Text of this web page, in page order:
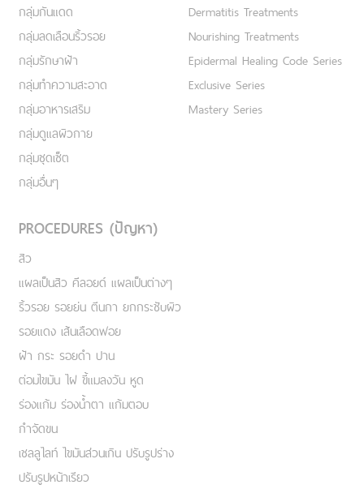
กลุ่มกันแดด
กลุ่มลดเลือนริ้วรอย
กลุ่มรักษาฝ้า
กลุ่มทำความสะอาด
กลุ่มอาหารเสริม
กลุ่มดูแลผิวกาย
กลุ่มชุดเซ็ต
กลุ่มอื่นๆ
Dermatitis Treatments
Nourishing Treatments
Epidermal Healing Code Series
Exclusive Series
Mastery Series
PROCEDURES (ปัญหา)
สิว
แผลเป็นสิว คีลอยด์ แผลเป็นต่างๆ
ริ้วรอย รอยย่น ตีนกา ยกกระชับผิว
รอยแดง เส้นเลือดฟอย
ฝ้า กระ รอยดำ ปาน
ต่อมไขมัน ไฝ ขี้แมลงวัน หูด
ร่องแก้ม ร่องน้ำตา แก้มตอบ
กำจัดขน
เชลลูไลท์ ไขมันส่วนเกิน ปรับรูปร่าง
ปรับรูปหน้าเรียว